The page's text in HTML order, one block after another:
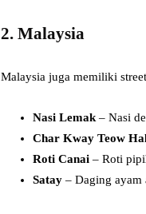
2. Malaysia
Malaysia juga memiliki
Nasi Lemak – Nasi
Char Kway Teow
Roti Canai – Roti
Satay – Daging ayam